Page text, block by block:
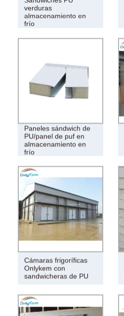
verduras
almacenamiento en
frío
Paneles sándwich de
PU/panel de puf en
almacenamiento en
frío
Cámaras frigoríficas
Onlykem con
sandwicheras de PU